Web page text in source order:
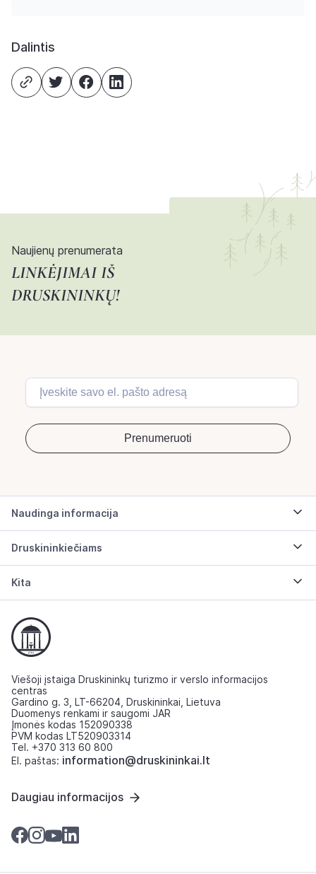
Dalintis
Naujienų prenumerata
LINKĖJIMAI IŠ
DRUSKININKŲ!
Naudinga informacija
Druskininkiečiams
Kita
Viešoji įstaiga Druskininkų turizmo ir verslo informacijos
centras
Gardino g. 3, LT-66204, Druskininkai, Lietuva
Duomenys renkami ir saugomi JAR
Įmonės kodas 152090338
PVM kodas LT520903314
Tel. +370 313 60 800
El. paštas: information@druskininkai.lt
Daugiau informacijos